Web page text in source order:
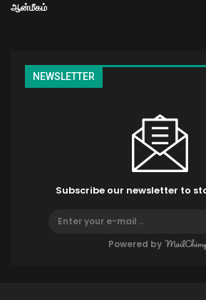
ஆன்மீகம்
NEWSLETTER
Subscribe our newsletter to
Powered by